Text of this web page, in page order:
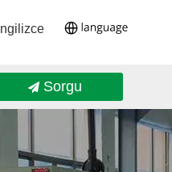
İngilizce
Sorgu